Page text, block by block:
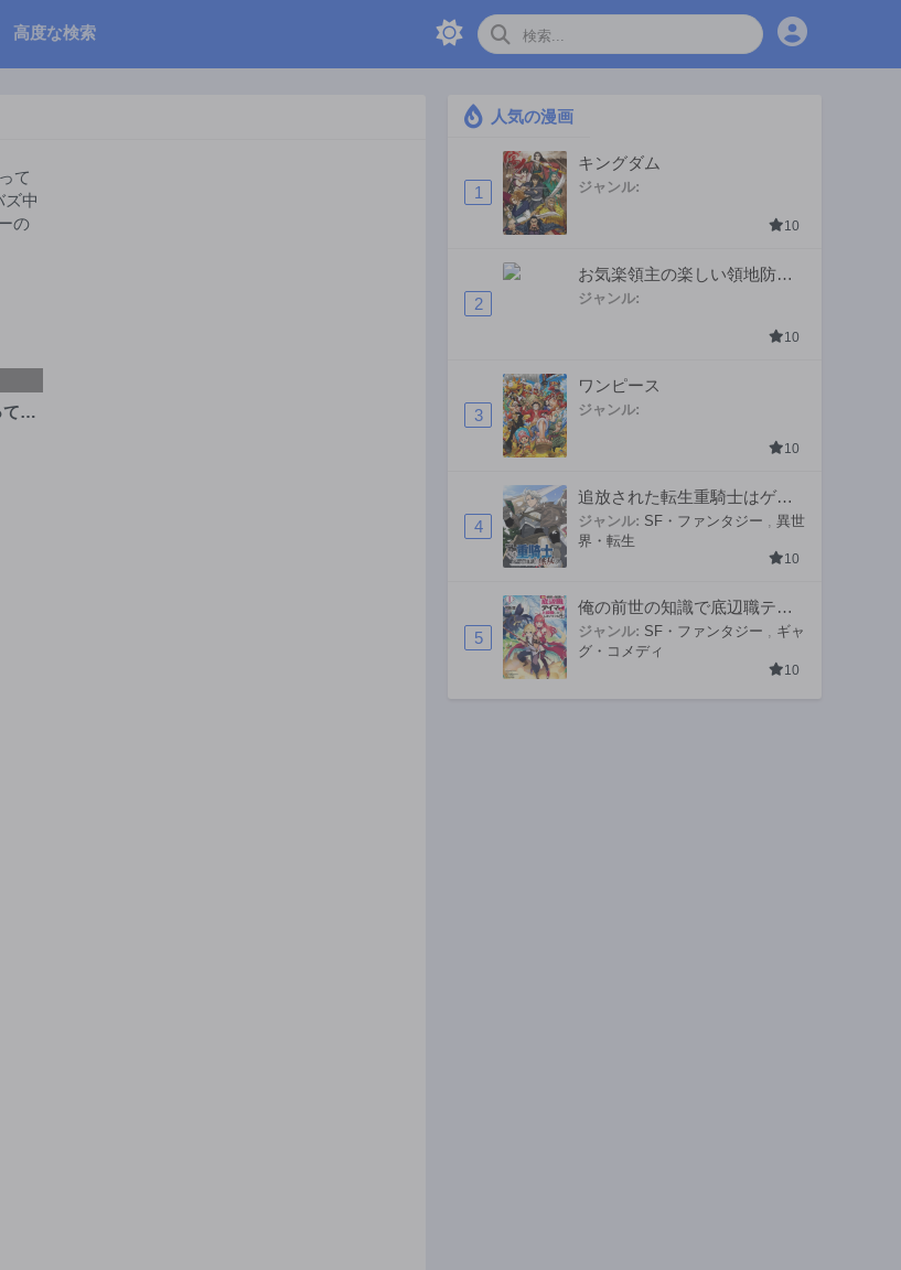
高度な検索
く
毒
人気の漫画
1
キングダム
ジャンル:
10
2
お気楽領主の楽しい領地防衛
〜生産系魔術で名もなき村を
ジャンル:
10
3
ワンピース
ジャンル:
10
4
追放された転生重騎士はゲー
ム知識で無双する
ジャンル: SF・ファンタジー
異世
界・転生
10
5
俺の前世の知識で底辺職テイ
マーが上級職になってしまい
そうな件
ジャンル: SF・ファンタジー , ギャ
グ・コメディ
10